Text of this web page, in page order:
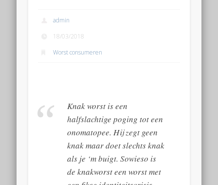
admin
18/03/2018
Worst consumeren
Knak worst is een
halfslachtige poging tot een
onomatopee. Hij zegt geen
knak maar doet slechts knak
als je ‘m buigt. Sowieso is
de knakworst een worst met